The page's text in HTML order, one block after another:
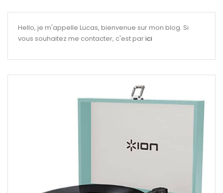
Hello, je m'appelle Lucas, bienvenue sur mon blog. Si
vous souhaitez me contacter, c'est parici